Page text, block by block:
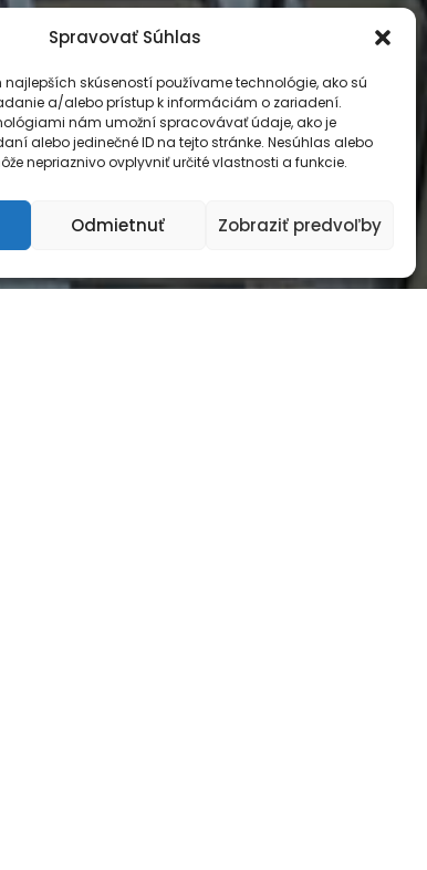
Spravovať Súhlas
skúseností používame technológie, ako sú
a/alebo prístup k informáciám o zariadení.
nám umožní spracovávať údaje, ako je
alebo jedinečné ID na tejto stránke. Nesúhlas alebo
nepriaznivo ovplyvniť určité vlastnosti a funkcie.
Odmietnuť Zobraziť predvoľby